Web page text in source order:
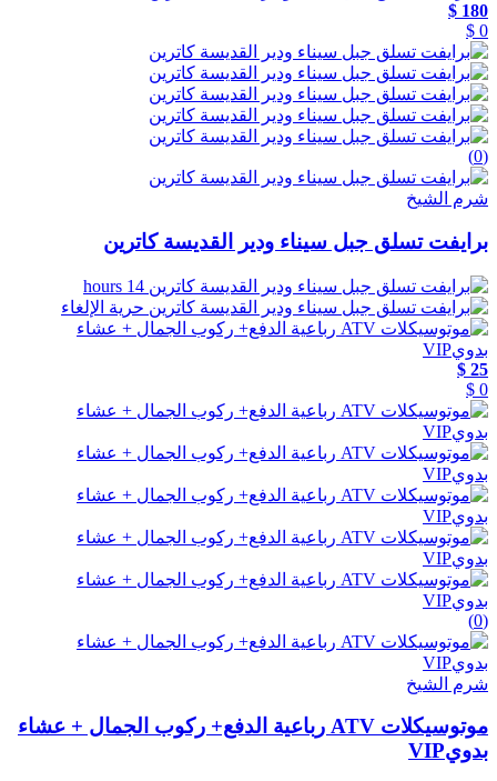
180 $
0 $
(0)
شرم الشيخ
برايفت تسلق جبل سيناء ودير القديسة كاترين
14 hours
حرية الإلغاء
25 $
0 $
(0)
شرم الشيخ
موتوسيكلات ATV رباعية الدفع+ ركوب الجمال + عشاء
بدويVIP